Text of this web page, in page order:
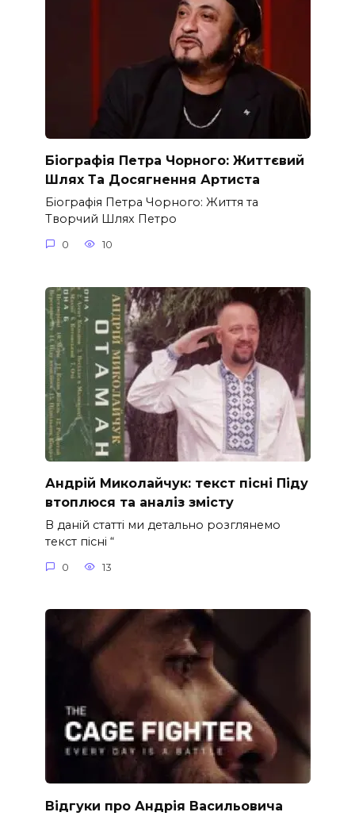
Біографія Петра Чорного: Життєвий
Шлях Та Досягнення Артиста
Біографія Петра Чорного: Життя та
Творчий Шлях Петро
0 10
Андрій Миколайчук: текст пісні Піду
втоплюся та аналіз змісту
В даній статті ми детально розглянемо
текст пісні “
0 13
Відгуки про Андрія Васильовича